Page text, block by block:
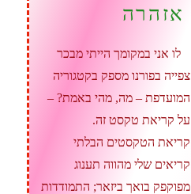
אזהרה
לו אני במקומך הייתי מבכר
צפייה בפורנו מספק בקטגוריה
המועדפת – מה, מהי באמת? –
על קריאת טקסט זה.
קריאת הטקסטים הבלתי
קריאים שלי מהווה תענוג
מפוקפק בואך ביזאר; התמודדות